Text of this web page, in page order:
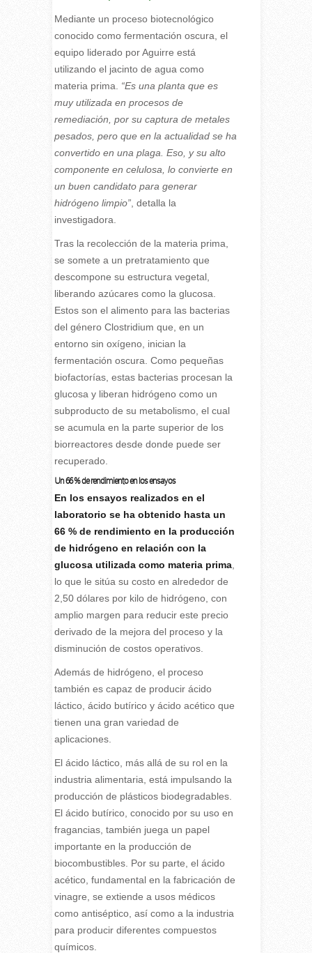
Mediante un proceso biotecnológico
conocido como fermentación oscura, el
equipo liderado por Aguirre está
utilizando el jacinto de agua como
materia prima. “Es una planta que es
muy utilizada en procesos de
remediación, por su captura de metales
pesados, pero que en la actualidad se ha
convertido en una plaga. Eso, y su alto
componente en celulosa, lo convierte en
un buen candidato para generar
hidrógeno limpio”, detalla la
investigadora.
Tras la recolección de la materia prima,
se somete a un pretratamiento que
descompone su estructura vegetal,
liberando azúcares como la glucosa.
Estos son el alimento para las bacterias
del género Clostridium que, en un
entorno sin oxígeno, inician la
fermentación oscura. Como pequeñas
biofactorías, estas bacterias procesan la
glucosa y liberan hidrógeno como un
subproducto de su metabolismo, el cual
se acumula en la parte superior de los
biorreactores desde donde puede ser
recuperado.
Un 66 % de rendimiento en los ensayos
En los ensayos realizados en el
laboratorio se ha obtenido hasta un
66 % de rendimiento en la producción
de hidrógeno en relación con la
glucosa utilizada como materia prima,
lo que le sitúa su costo en alrededor de
2,50 dólares por kilo de hidrógeno, con
amplio margen para reducir este precio
derivado de la mejora del proceso y la
disminución de costos operativos.
Además de hidrógeno, el proceso
también es capaz de producir ácido
láctico, ácido butírico y ácido acético que
tienen una gran variedad de
aplicaciones.
El ácido láctico, más allá de su rol en la
industria alimentaria, está impulsando la
producción de plásticos biodegradables.
El ácido butírico, conocido por su uso en
fragancias, también juega un papel
importante en la producción de
biocombustibles. Por su parte, el ácido
acético, fundamental en la fabricación de
vinagre, se extiende a usos médicos
como antiséptico, así como a la industria
para producir diferentes compuestos
químicos.